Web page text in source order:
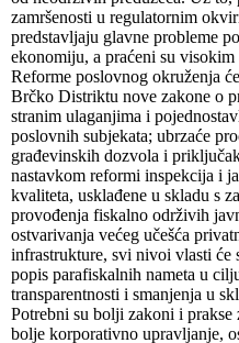
zamršenosti u regulatornim
predstavljaju glavne probleme
ekonomiju, a praćeni su
Reforme poslovnog okruženja
Brčko Distriktu nove zakone o
stranim ulaganjima i
poslovnih subjekata; ubrzaće
građevinskih dozvola i
nastavkom reformi inspekcija i
kvaliteta, usklađene u skladu s
provođenja fiskalno održivih
ostvarivanja većeg učešća
infrastrukture, svi nivoi vlasti će
popis parafiskalnih nameta u
transparentnosti i smanjenja u
Potrebni su bolji zakoni i
bolje korporativno upravljanje,